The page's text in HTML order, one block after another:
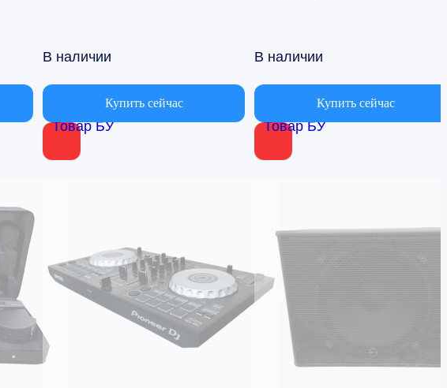
Товар БУ
В наличии
Купить сейчас
Товар БУ
В наличии
Купить сейчас